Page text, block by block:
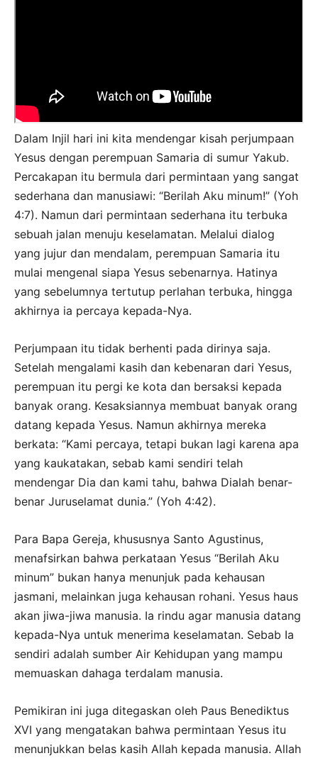
Dalam Injil hari ini kita mendengar kisah perjumpaan
Yesus dengan perempuan Samaria di sumur Yakub.
Percakapan itu bermula dari permintaan yang sangat
sederhana dan manusiawi: “Berilah Aku minum!” (Yoh
4:7). Namun dari permintaan sederhana itu terbuka
sebuah jalan menuju keselamatan. Melalui dialog
yang jujur dan mendalam, perempuan Samaria itu
mulai mengenal siapa Yesus sebenarnya. Hatinya
yang sebelumnya tertutup perlahan terbuka, hingga
akhirnya ia percaya kepada-Nya.
Perjumpaan itu tidak berhenti pada dirinya saja.
Setelah mengalami kasih dan kebenaran dari Yesus,
perempuan itu pergi ke kota dan bersaksi kepada
banyak orang. Kesaksiannya membuat banyak orang
datang kepada Yesus. Namun akhirnya mereka
berkata: “Kami percaya, tetapi bukan lagi karena apa
yang kaukatakan, sebab kami sendiri telah
mendengar Dia dan kami tahu, bahwa Dialah benar-
benar Juruselamat dunia.” (Yoh 4:42).
Para Bapa Gereja, khususnya Santo Agustinus,
menafsirkan bahwa perkataan Yesus “Berilah Aku
minum” bukan hanya menunjuk pada kehausan
jasmani, melainkan juga kehausan rohani. Yesus haus
akan jiwa-jiwa manusia. Ia rindu agar manusia datang
kepada-Nya untuk menerima keselamatan. Sebab Ia
sendiri adalah sumber Air Kehidupan yang mampu
memuaskan dahaga terdalam manusia.
Pemikiran ini juga ditegaskan oleh Paus Benediktus
XVI yang mengatakan bahwa permintaan Yesus itu
menunjukkan belas kasih Allah kepada manusia. Allah